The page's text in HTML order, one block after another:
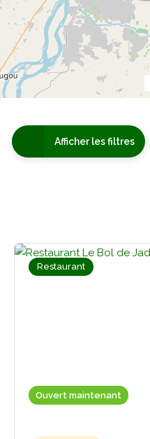
Afficher les filtres
Ouvert maintenant
Restaurant